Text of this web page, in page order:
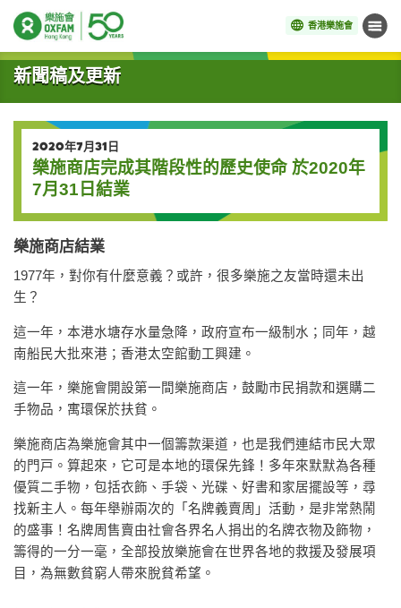
香港樂施會 目錄
開始主要內容
新聞稿及更新
2020年7月31日
樂施商店完成其階段性的歷史使命 於2020年
7月31日結業
樂施商店結業
1977年，對你有什麼意義？或許，很多樂施之友當時還未出
生？
這一年，本港水塘存水量急降，政府宣布一級制水；同年，越
南船民大批來港；香港太空館動工興建。
這一年，樂施會開設第一間樂施商店，鼓勵市民捐款和選購二
手物品，寓環保於扶貧。
樂施商店為樂施會其中一個籌款渠道，也是我們連結市民大眾
的門戸。算起來，它可是本地的環保先鋒！多年來默默為各種
優質二手物，包括衣飾、手袋、光碟、好書和家居擺設等，尋
找新主人。每年舉辦兩次的「名牌義賣周」活動，是非常熱鬧
的盛事！名牌周售賣由社會各界名人捐出的名牌衣物及飾物，
籌得的一分一毫，全部投放樂施會在世界各地的救援及發展項
目，為無數貧窮人帶來脫貧希望。